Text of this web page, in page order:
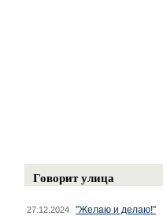
Говорит улица
27.12.2024 "Желаю и делаю!"